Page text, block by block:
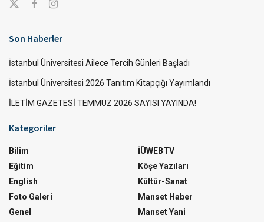
Son Haberler
İstanbul Üniversitesi Ailece Tercih Günleri Başladı
İstanbul Üniversitesi 2026 Tanıtım Kitapçığı Yayımlandı
İLETİM GAZETESİ TEMMUZ 2026 SAYISI YAYINDA!
Kategoriler
Bilim
Eğitim
English
Foto Galeri
Genel
İÜWEBTV
Köşe Yazıları
Kültür-Sanat
Manset Haber
Manset Yani